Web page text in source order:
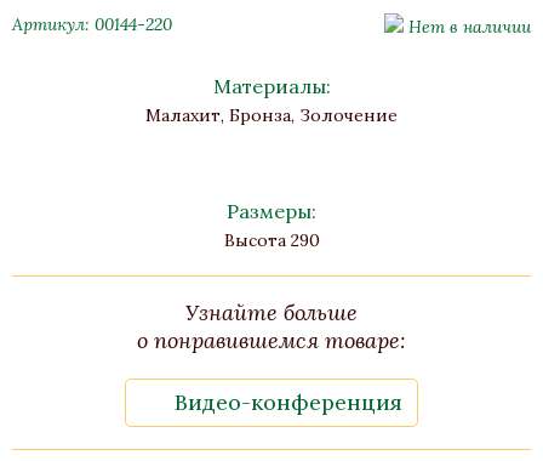
Артикул: 00144-220 Нет в наличии
Материалы:
Малахит, Бронза, Золочение
Размеры:
Высота 290
Узнайте больше
о понравившемся товаре:
Видео-конференция